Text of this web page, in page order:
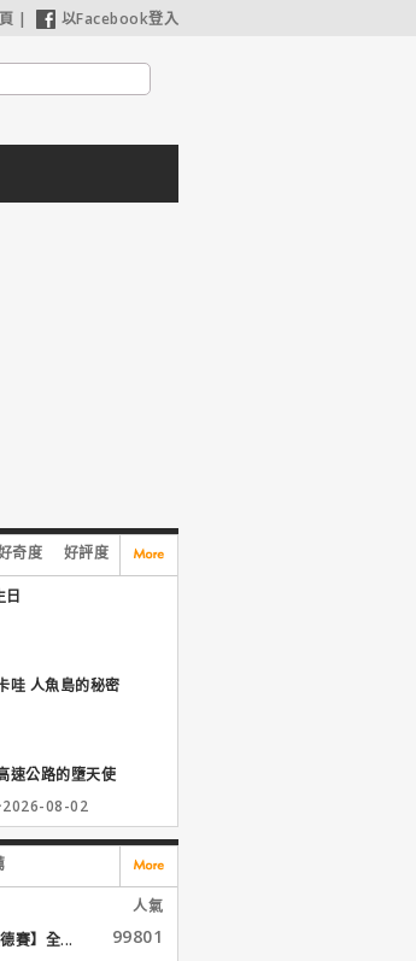
| 以Facebook登入
奇度 好評度
日
哇 人魚島的秘密
速公路的墮天使
08-02
人氣
賽】全...
99801